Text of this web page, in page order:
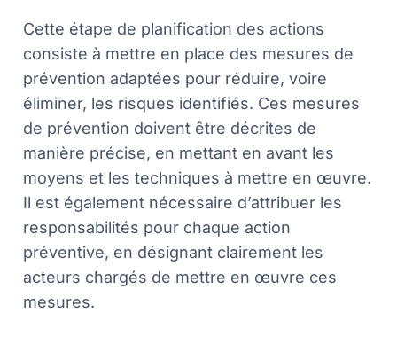
Cette étape de planification des actions
consiste à mettre en place des mesures de
prévention adaptées pour réduire, voire
éliminer, les risques identifiés. Ces mesures
de prévention doivent être décrites de
manière précise, en mettant en avant les
moyens et les techniques à mettre en œuvre.
Il est également nécessaire d’attribuer les
responsabilités pour chaque action
préventive, en désignant clairement les
acteurs chargés de mettre en œuvre ces
mesures.